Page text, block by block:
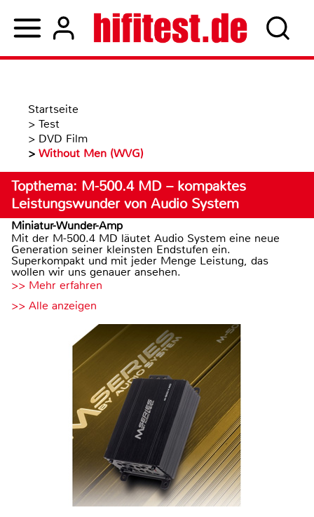
Startseite
> Test
> DVD Film
> Without Men (WVG)
Topthema: M-500.4 MD – kompaktes
Leistungswunder von Audio System
Miniatur-Wunder-Amp
Mit der M-500.4 MD läutet Audio System eine neue
Generation seiner kleinsten Endstufen ein.
Superkompakt und mit jeder Menge Leistung, das
wollen wir uns genauer ansehen.
>> Mehr erfahren
>> Alle anzeigen